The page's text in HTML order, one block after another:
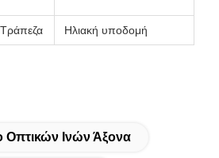
Ηλιακή υποδομή
Οπτικών Ινών Άξονα